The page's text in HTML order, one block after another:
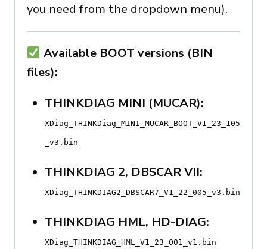
you need from the dropdown menu).
Available BOOT versions (BIN
files):
THINKDIAG MINI (MUCAR):
XDiag_THINKDiag_MINI_MUCAR_BOOT_V1_23_105
_v3.bin
THINKDIAG 2, DBSCAR VII:
XDiag_THINKDIAG2_DBSCAR7_V1_22_005_v3.bin
THINKDIAG HML, HD-DIAG:
XDiag_THINKDIAG_HML_V1_23_001_v1.bin